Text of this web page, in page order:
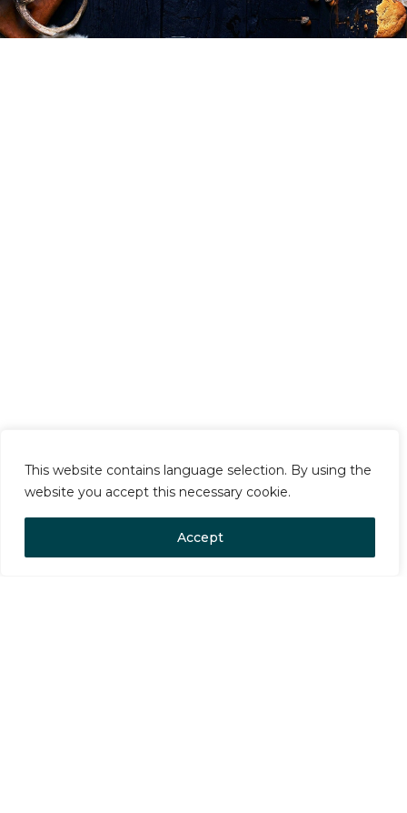
This website contains language selection. By using the
website you accept this necessary cookie.
Accept